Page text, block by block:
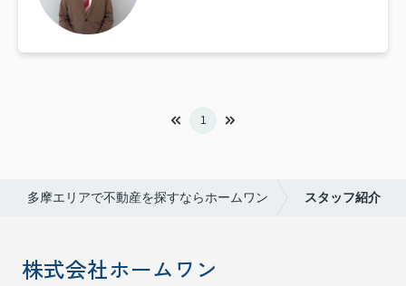
1
多摩エリアで不動産を探すならホームワン スタッフ紹介
株式会社ホームワン